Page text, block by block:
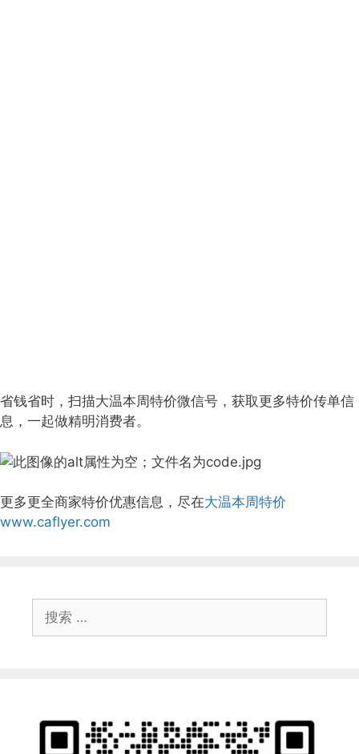
省钱省时，扫描大温本周特价微信号，获取更多特价传单信
息，一起做精明消费者。
更多更全商家特价优惠信息，尽在大温本周特价
www.caflyer.com
索：